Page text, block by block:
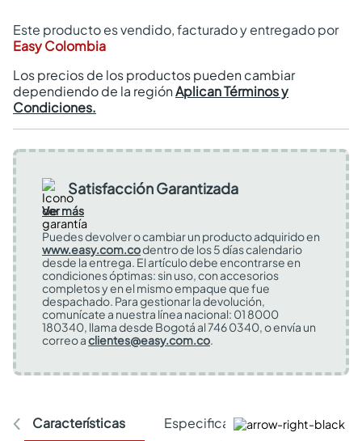
Este producto es vendido, facturado y entregado por
Easy Colombia
Los precios de los productos pueden cambiar
dependiendo de la regiónAplican Términos y
Condiciones.
Satisfacción Garantizada
Ver más
Puedes devolver o cambiar un producto adquirido en
www.easy.com.codentro de los 5 días calendario
desde la entrega. El artículo debe encontrarse en
condiciones óptimas: sin uso, con accesorios
completos y en el mismo empaque que fue
despachado. Para gestionar la devolución,
comunícate a nuestra línea nacional: 01 8000
180340, llama desde Bogotá al 746 0340, o envía un
correo aclientes@easy.com.co.
Características Especificaciones Técnicas